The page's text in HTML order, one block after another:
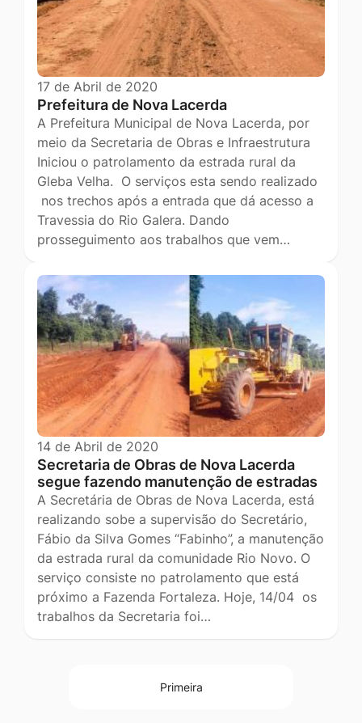
17 de Abril de 2020
Prefeitura de Nova Lacerda
A Prefeitura Municipal de Nova Lacerda, por
meio da Secretaria de Obras e Infraestrutura
Iniciou o patrolamento da estrada rural da
Gleba Velha. O serviços esta sendo realizado
nos trechos após a entrada que dá acesso a
Travessia do Rio Galera. Dando
prosseguimento aos trabalhos que vem…
14 de Abril de 2020
Secretaria de Obras de Nova Lacerda
segue fazendo manutenção de estradas
A Secretária de Obras de Nova Lacerda, está
realizando sobe a supervisão do Secretário,
Fábio da Silva Gomes “Fabinho”, a manutenção
da estrada rural da comunidade Rio Novo. O
serviço consiste no patrolamento que está
próximo a Fazenda Fortaleza. Hoje, 14/04 os
trabalhos da Secretaria foi…
Primeira